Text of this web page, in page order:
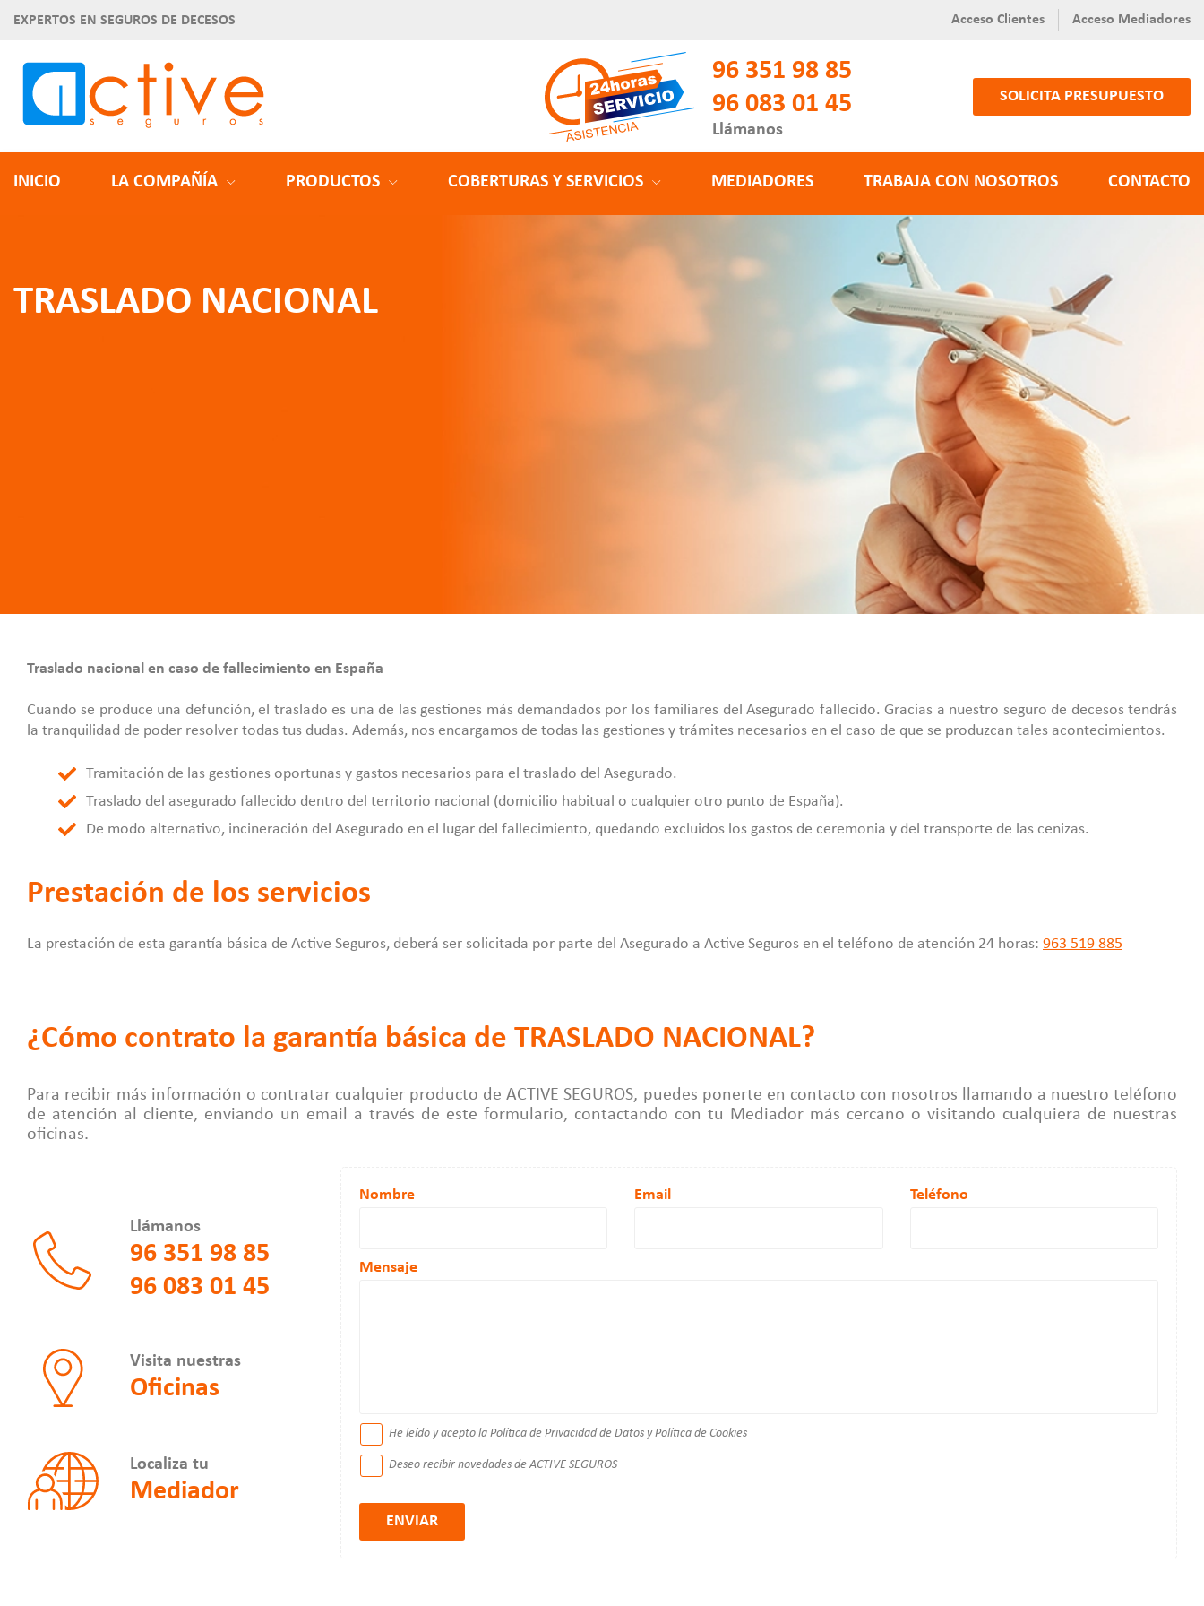
EXPERTOS EN SEGUROS DE DECESOS Acceso Clientes Acceso Mediadores
96 351 98 85
96 083 01 45
Llámanos
SOLICITA PRESUPUESTO
INICIO LA COMPAÑÍA PRODUCTOS COBERTURAS Y SERVICIOS MEDIADORES TRABAJA CON NOSOTROS CONTACTO
TRASLADO NACIONAL
Traslado nacional en caso de fallecimiento en España
Cuando se produce una defunción, el traslado es una de las gestiones más demandados por los familiares del Asegurado fallecido. Gracias a nuestro seguro de decesos tendrás
la tranquilidad de poder resolver todas tus dudas. Además, nos encargamos de todas las gestiones y trámites necesarios en el caso de que se produzcan tales acontecimientos.
Tramitación de las gestiones oportunas y gastos necesarios para el traslado del Asegurado.
Traslado del asegurado fallecido dentro del territorio nacional (domicilio habitual o cualquier otro punto de España).
De modo alternativo, incineración del Asegurado en el lugar del fallecimiento, quedando excluidos los gastos de ceremonia y del transporte de las cenizas.
Prestación de los servicios
La prestación de esta garantía básica de Active Seguros, deberá ser solicitada por parte del Asegurado a Active Seguros en el teléfono de atención 24 horas: 963 519 885
¿Cómo contrato la garantía básica de TRASLADO NACIONAL?
Para recibir más información o contratar cualquier producto de ACTIVE SEGUROS, puedes ponerte en contacto con nosotros llamando a nuestro teléfono
de atención al cliente, enviando un email a través de este formulario, contactando con tu Mediador más cercano o visitando cualquiera de nuestras
oficinas.
Llámanos
96 351 98 85
96 083 01 45
Visita nuestras
Oficinas
Localiza tu
Mediador
Nombre Email Teléfono
Mensaje
He leído y acepto la Política de Privacidad de Datos yPolítica de Cookies
Deseo recibir novedades de ACTIVE SEGUROS
ENVIAR